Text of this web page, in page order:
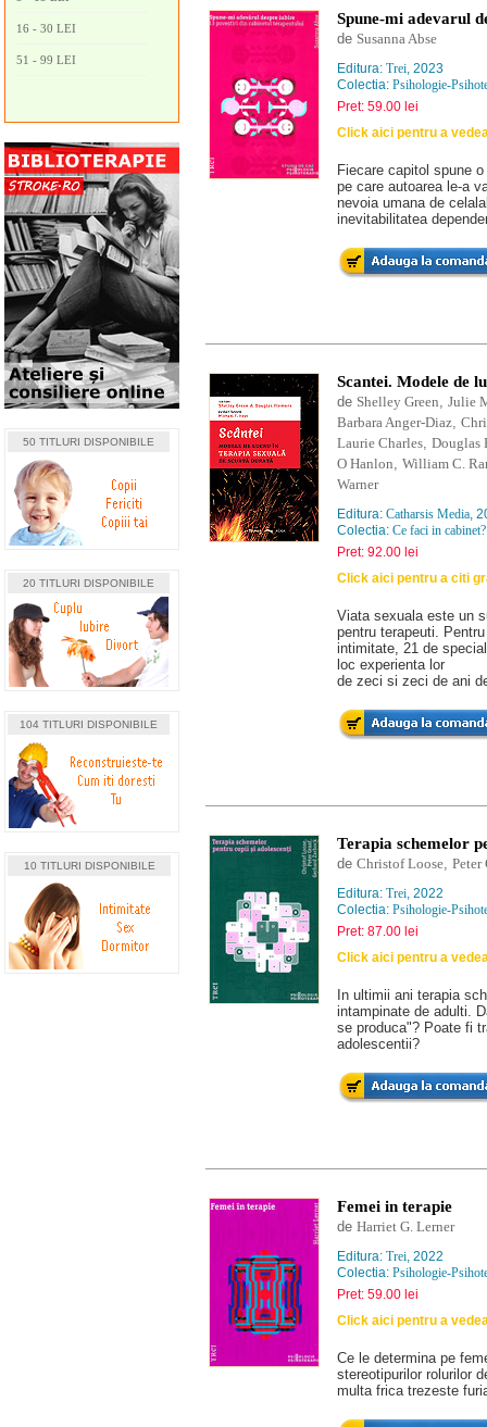
16 - 30 LEI
51 - 99 LEI
50 TITLURI DISPONIBILE
20 TITLURI DISPONIBILE
104 TITLURI DISPONIBILE
10 TITLURI DISPONIBILE
Spune-mi adevarul
de Susanna Abse
Editura: Trei, 2023
Colectia: Psihologie-
Pret: 59.00 lei
Click aici pentru a
Fiecare capitol spune
pe care autoarea le-a
nevoia umana de
inevitabilitatea
Scantei. Modele de
de Shelley Green, Julie
Barbara Anger-Diaz,
Laurie Charles, Douglas
O Hanlon, William C.
Warner
Editura: Catharsis Media,
Colectia: Ce faci in cabinet?
Pret: 92.00 lei
Click aici pentru a citi
Viata sexuala este un
pentru terapeuti.
intimitate, 21 de
loc experienta lor
de zeci si zeci de ani
Terapia schemelor
de Christof Loose, Peter
Editura: Trei, 2022
Colectia: Psihologie-
Pret: 87.00 lei
Click aici pentru a
In ultimii ani terapia
intampinate de adulti.
se produca"? Poate fi
adolescentii?
Femei in terapie
de Harriet G. Lerner
Editura: Trei, 2022
Colectia: Psihologie-
Pret: 59.00 lei
Click aici pentru a
Ce le determina pe
stereotipurilor rolurilor
multa frica trezeste